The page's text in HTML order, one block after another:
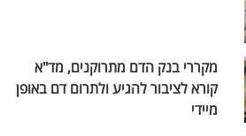
מקררי בנק הדם מתרוקנים, מד"א
קורא לציבור להגיע ולתרום דם באופן
מיידי